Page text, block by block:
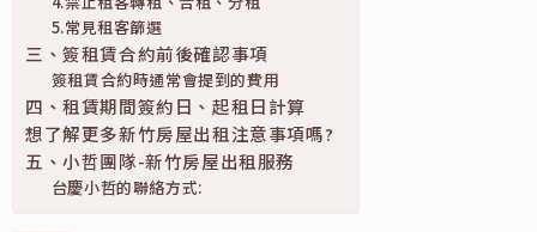
5.常見租客篩選
三、簽租賃合約前後確認事項
簽租賃合約時通常會提到的費用
四、租賃期間簽約日、起租日計算
想了解更多新竹房屋出租注意事項嗎?
五、小哲團隊-新竹房屋出租服務
台慶小哲的聯絡方式: